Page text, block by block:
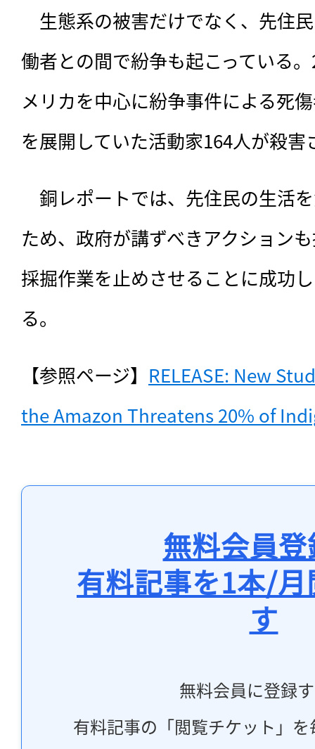
生態系の被害だけでなく、先住
働者との間で紛争も起こっている
メリカを中心に紛争事件による死
を展開していた活動家164人が殺害
銅レポートでは、先住民の生活
ため、政府が講ずべきアクション
採掘作業を止めさせることに成功
る。
【参照ページ】 RELEASE: New
the Amazon Threatens 20% of
無料会員
有料記事を1本/
す
無料会員に登録
有料記事の「閲覧チケット」